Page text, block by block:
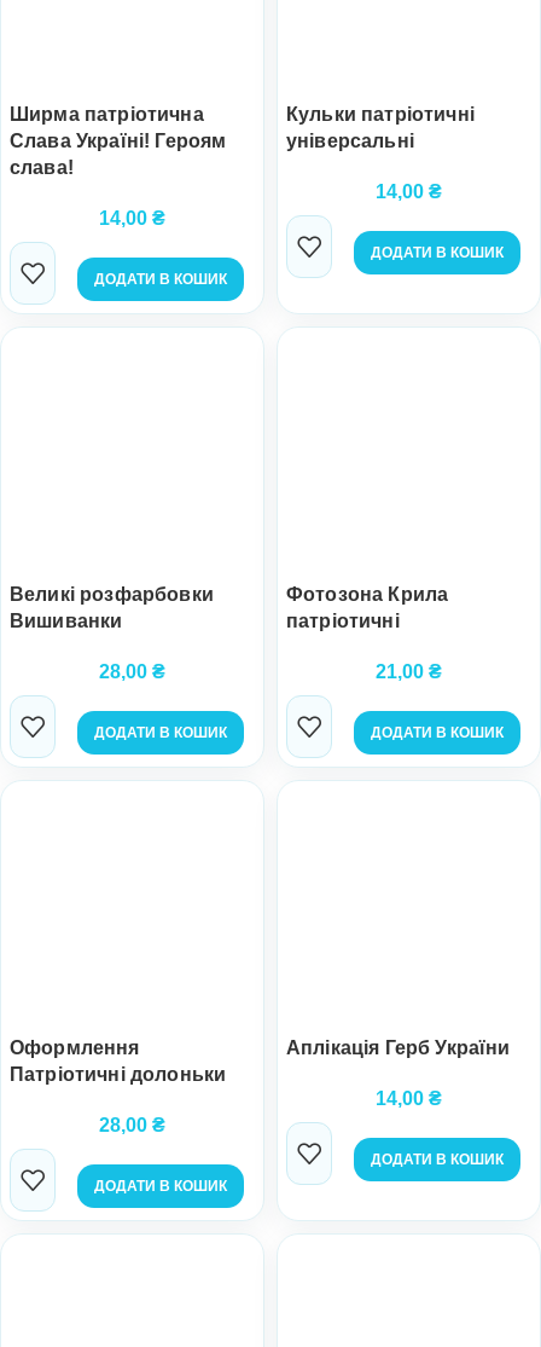
Ширма патріотична
Слава Україні! Героям
слава!
14,00 ₴
ДОДАТИ В КОШИК
Кульки патріотичні
універсальні
14,00 ₴
ДОДАТИ В КОШИК
Великі розфарбовки
Вишиванки
28,00 ₴
ДОДАТИ В КОШИК
Фотозона Крила
патріотичні
21,00 ₴
ДОДАТИ В КОШИК
Оформлення
Патріотичні долоньки
28,00 ₴
ДОДАТИ В КОШИК
Аплікація Герб України
14,00 ₴
ДОДАТИ В КОШИК